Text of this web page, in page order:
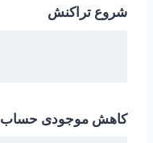
شروع تراکنش
کاهش موجودی حساب A